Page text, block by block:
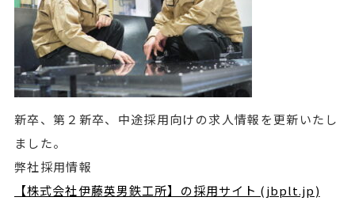
新卒、第２新卒、中途採用向けの求人情報を更新いたし
ました。
弊社採用情報
【株式会社伊藤英男鉄工所】の採用サイト (jbplt.jp)